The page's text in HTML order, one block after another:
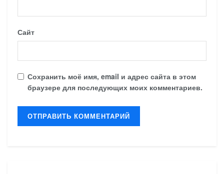
Сайт
Сохранить моё имя, email и адрес сайта в этом
браузере для последующих моих комментариев.